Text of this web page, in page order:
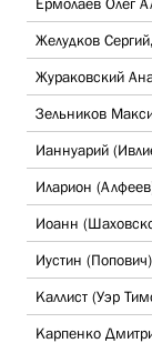
Желудков
Жураковский
Зельников
Ианнуарий
Иларион
Иоанн
Иустин
Каллист (Уэр
Карпенко